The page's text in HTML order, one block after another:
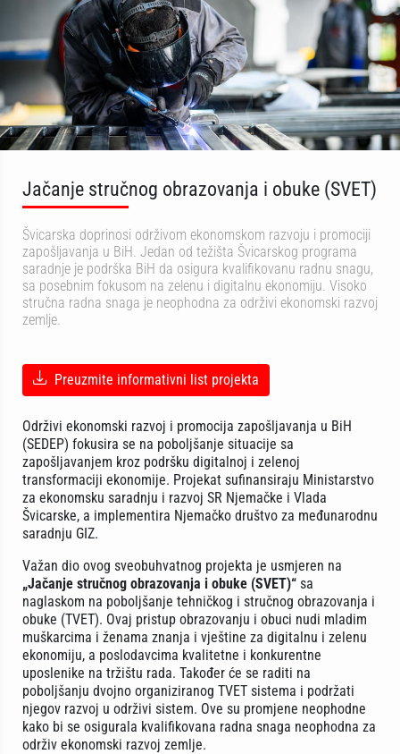
Jačanje stručnog obrazovanja i obuke (SVET)
Švicarska doprinosi održivom ekonomskom razvoju i promociji
zapošljavanja u BiH. Jedan od težišta Švicarskog programa
saradnje je podrška BiH da osigura kvalifikovanu radnu snagu,
sa posebnim fokusom na zelenu i digitalnu ekonomiju. Visoko
stručna radna snaga je neophodna za održivi ekonomski razvoj
zemlje.
Preuzmite informativni list projekta
Održivi ekonomski razvoj i promocija zapošljavanja u BiH
(SEDEP) fokusira se na poboljšanje situacije sa
zapošljavanjem kroz podršku digitalnoj i zelenoj
transformaciji ekonomije. Projekat sufinansiraju Ministarstvo
za ekonomsku saradnju i razvoj SR Njemačke i Vlada
Švicarske, a implementira Njemačko društvo za međunarodnu
saradnju GIZ.
Važan dio ovog sveobuhvatnog projekta je usmjeren na
„Jačanje stručnog obrazovanja i obuke (SVET)“ sa
naglaskom na poboljšanje tehničkog i stručnog obrazovanja i
obuke (TVET). Ovaj pristup obrazovanju i obuci nudi mladim
muškarcima i ženama znanja i vještine za digitalnu i zelenu
ekonomiju, a poslodavcima kvalitetne i konkurentne
uposlenike na tržištu rada. Također će se raditi na
poboljšanju dvojno organiziranog TVET sistema i podržati
njegov razvoj u održivi sistem. Ove su promjene neophodne
kako bi se osigurala kvalifikovana radna snaga neophodna za
održiv ekonomski razvoj zemlje.